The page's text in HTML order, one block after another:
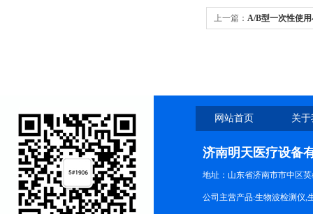
上一篇： A/B型一次性使
网站首页 关
济南明天医疗设备
地址：山东省济南市市中区
公司主营产品:生物波检测仪,